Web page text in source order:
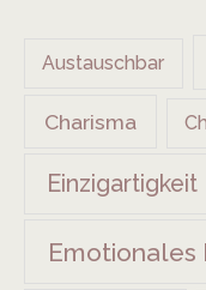
Austauschbar
Charisma
Einzigartigkeit
Emotionales